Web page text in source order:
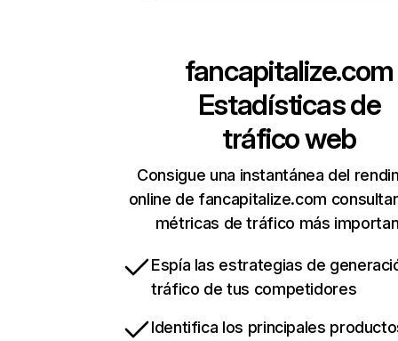
fancapitalize.com
Estadísticas de
tráfico web
Consigue una instantánea del
online de fancapitalize.com
métricas de tráfico más
Espía las estrategias de
tráfico de tus competidores
Identifica los principales